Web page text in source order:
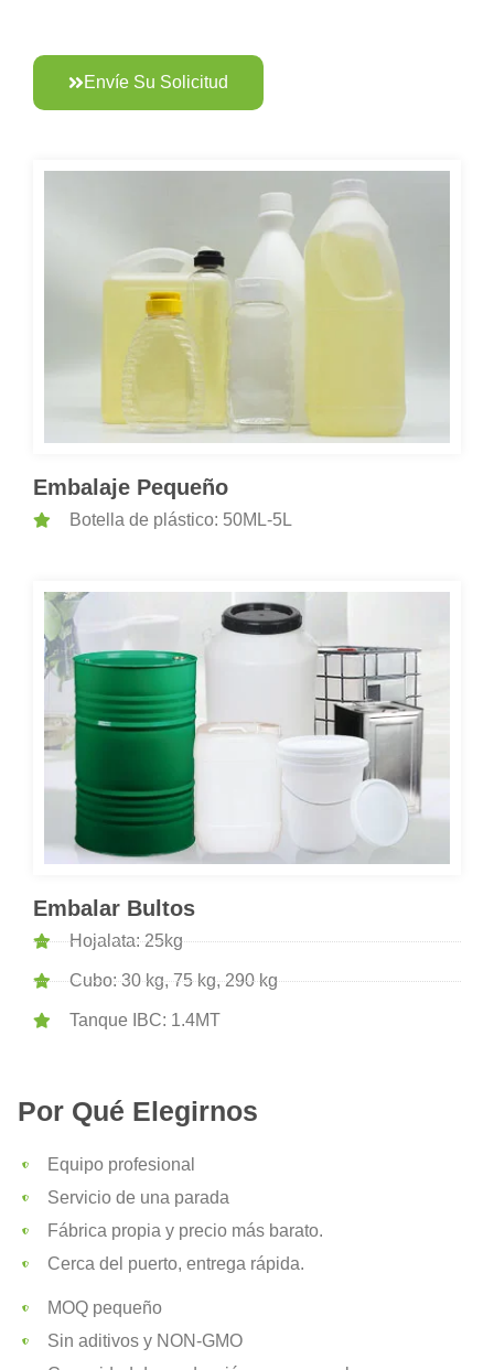
Envíe Su Solicitud
Embalaje Pequeño
Botella de plástico: 50ML-5L
Embalar Bultos
Hojalata: 25kg
Cubo: 30 kg, 75 kg, 290 kg
Tanque IBC: 1.4MT
Por Qué Elegirnos
Equipo profesional
Servicio de una parada
Fábrica propia y precio más barato.
Cerca del puerto, entrega rápida.
MOQ pequeño
Sin aditivos y NON-GMO